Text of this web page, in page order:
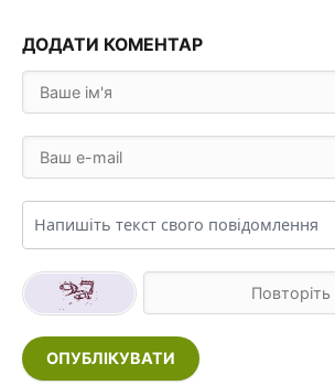
ДОДАТИ КОМЕНТАР
ОПУБЛІКУВАТИ